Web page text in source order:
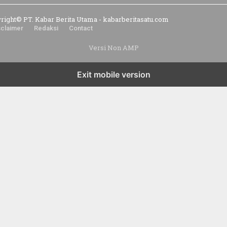
PT. Kabar Berita Utama - kabarberitasatu.com
Redaksi Contact
Versi Non AMP
Exit mobile version